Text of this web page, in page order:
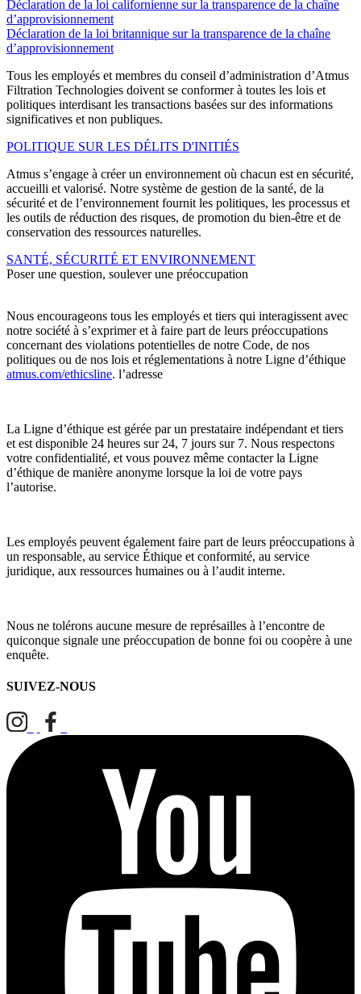
Déclaration de la loi californienne sur la transparence de la chaîne
d’approvisionnement
Déclaration de la loi britannique sur la transparence de la chaîne
d’approvisionnement
Tous les employés et membres du conseil d’administration d’Atmus
Filtration Technologies doivent se conformer à toutes les lois et
politiques interdisant les transactions basées sur des informations
significatives et non publiques.
POLITIQUE SUR LES DÉLITS D'INITIÉS
Atmus s’engage à créer un environnement où chacun est en sécurité,
accueilli et valorisé. Notre système de gestion de la santé, de la
sécurité et de l’environnement fournit les politiques, les processus et
les outils de réduction des risques, de promotion du bien-être et de
conservation des ressources naturelles.
SANTÉ, SÉCURITÉ ET ENVIRONNEMENT
Poser une question, soulever une préoccupation
Nous encourageons tous les employés et tiers qui interagissent avec
notre société à s’exprimer et à faire part de leurs préoccupations
concernant des violations potentielles de notre Code, de nos
politiques ou de nos lois et réglementations à notre Ligne d’éthique
atmus.com/ethicsline. l’adresse
La Ligne d’éthique est gérée par un prestataire indépendant et tiers
et est disponible 24 heures sur 24, 7 jours sur 7. Nous respectons
votre confidentialité, et vous pouvez même contacter la Ligne
d’éthique de manière anonyme lorsque la loi de votre pays
l’autorise.
Les employés peuvent également faire part de leurs préoccupations à
un responsable, au service Éthique et conformité, au service
juridique, aux ressources humaines ou à l’audit interne.
Nous ne tolérons aucune mesure de représailles à l’encontre de
quiconque signale une préoccupation de bonne foi ou coopère à une
enquête.
SUIVEZ-NOUS